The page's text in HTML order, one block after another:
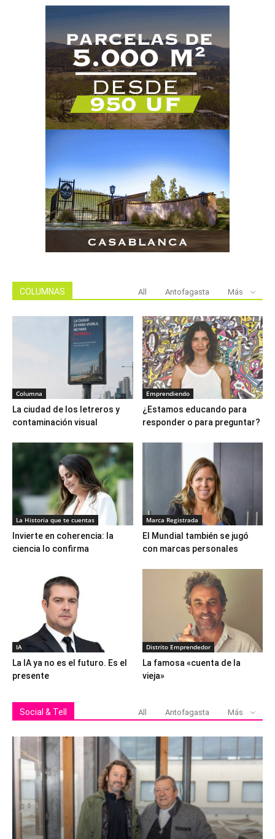
COLUMNAS All Antofagasta Más
Columna
La ciudad de los letreros y
contaminación visual
Emprendiendo
¿Estamos educando para
responder o para preguntar?
La Historia que te cuentas
Invierte en coherencia: la
ciencia lo confirma
Marca Registrada
El Mundial también se jugó
con marcas personales
IA
La IA ya no es el futuro. Es el
presente
Distrito Emprendedor
La famosa «cuenta de la
vieja»
Social & Tell All Antofagasta Más